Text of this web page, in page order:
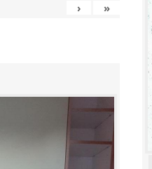
› »